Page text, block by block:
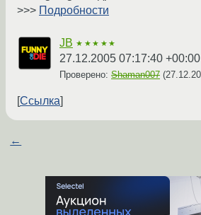
>>> Подробности
JB ★★★★★
27.12.2005 07:17:40 +00:00
Проверено: Shaman007 (
Ссылка
←